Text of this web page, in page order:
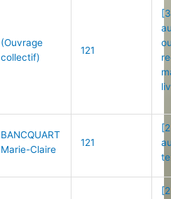
(Ouvrage
collectif)
121
BANCQUART
Marie-Claire
121